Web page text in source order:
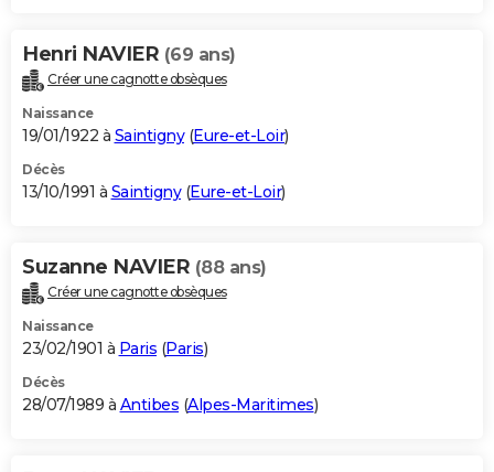
Henri NAVIER (69 ans)
Créer une cagnotte obsèques
Naissance
19/01/1922 à Saintigny(Eure-et-Loir)
Décès
13/10/1991 à Saintigny(Eure-et-Loir)
Suzanne NAVIER (88 ans)
Créer une cagnotte obsèques
Naissance
23/02/1901 à Paris (Paris)
Décès
28/07/1989 à Antibes (Alpes-Maritimes)